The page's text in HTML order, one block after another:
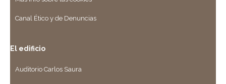
Canal Ético y de Denuncias
El edificio
Auditorio Carlos Saura